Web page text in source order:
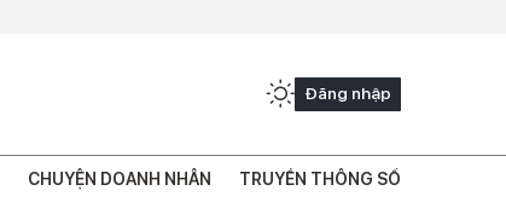
Đăng nhập
CHUYỆN DOANH NHÂN TRUYỀN THÔNG SỐ